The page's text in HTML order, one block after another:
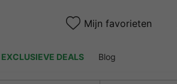
Mijn favorieten
EXCLUSIEVE DEALS Blog